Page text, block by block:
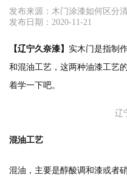
发布来源：木门涂漆如何区分
发布日期：2020-11-21
【辽宁久奈漆】 实木门是指制
和混油工艺，这两种油漆工艺
着学一下吧。
辽
混油工艺
混油，主要是醇酸调和漆或者